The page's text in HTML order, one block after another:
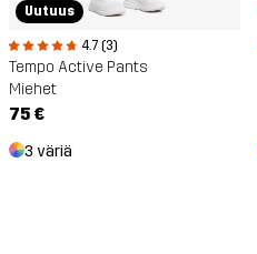
Uutuus
4.7 (3)
Tempo Active Pants
Miehet
75 €
3 väriä